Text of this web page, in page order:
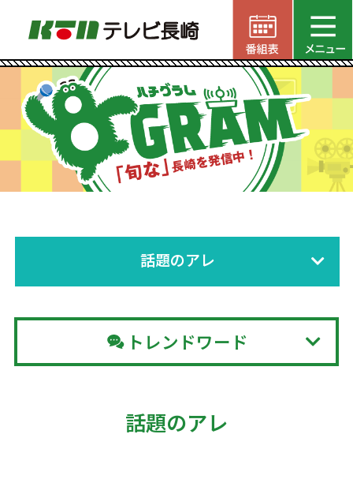
話題のアレ
トレンドワード
話題のアレ